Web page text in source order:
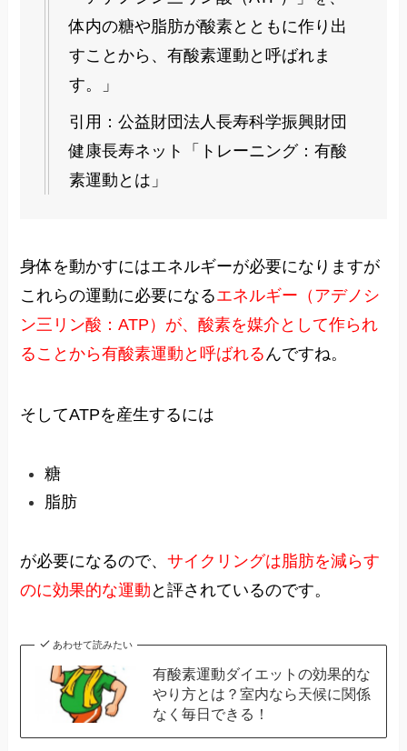
体内の糖や脂肪が酸素とともに作り出
すことから、有酸素運動と呼ばれま
す。」
引用：公益財団法人長寿科学振興財団
健康長寿ネット「トレーニング：有酸
素運動とは」
身体を動かすにはエネルギーが必要になりますが
これらの運動に必要になるエネルギー（アデノシ
ン三リン酸：ATP）が、酸素を媒介として作られ
ることから有酸素運動と呼ばれる んですね。
そしてATPを産生するには
糖
脂肪
が必要になるので、サイクリングは脂肪を減らす
のに効果的な運動 と評されているのです。
あわせて読みたい
有酸素運動ダイエットの効果的な
やり方とは？室内なら天候に関係
なく毎日できる！